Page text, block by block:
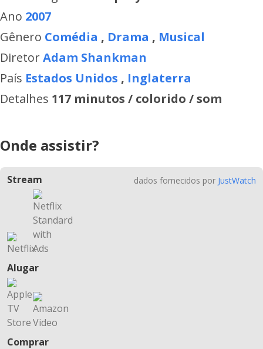
Ano 2007
Gênero Comédia , Drama , Musical
DiretorAdam Shankman
País Estados Unidos , Inglaterra
Detalhes 117 minutos / colorido / som
Onde assistir?
Stream
Alugar
Comprar
dados fornecidos por JustWatch